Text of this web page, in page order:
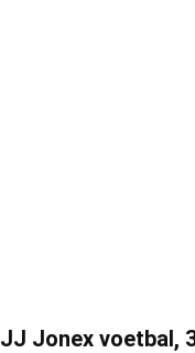
JJ Jonex voetbal,